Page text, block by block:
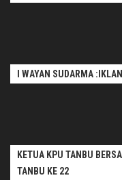
I WAYAN SUDARMA
KETUA KPU TANBU
TANBU KE 22